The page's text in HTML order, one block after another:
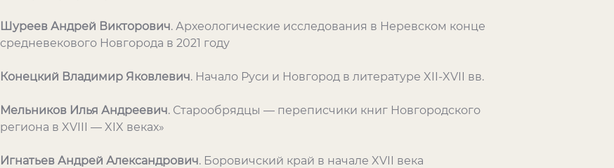
Шуреев Андрей Викторович. Археологические исследования в Неревском конце
средневекового Новгорода в 2021 году
Конецкий Владимир Яковлевич. Начало Руси и Новгород в литературе XII-XVII вв.
Мельников Илья Андреевич. Старообрядцы — переписчики книг Новгородского
региона в XVIII — XIX веках»
Игнатьев Андрей Александрович. Боровичский край в начале XVII века